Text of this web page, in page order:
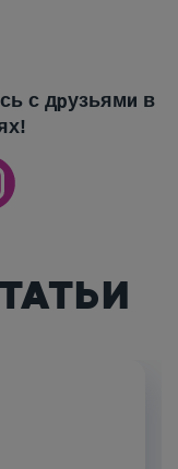
с друзьями в